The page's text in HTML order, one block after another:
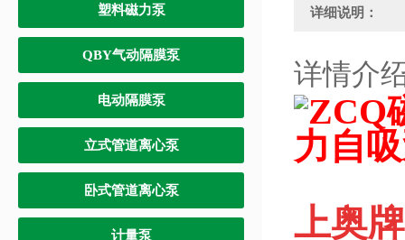
塑料磁力泵
QBY气动隔膜泵
电动隔膜泵
立式管道离心泵
卧式管道离心泵
计量泵
详细说明：
详情介
上奥牌